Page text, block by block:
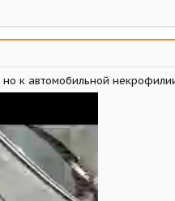
к автомобильной